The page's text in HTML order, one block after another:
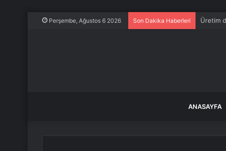
Perşembe, Ağustos 6 2026 Son Dakika Haberleri Üretim
ANASAYFA